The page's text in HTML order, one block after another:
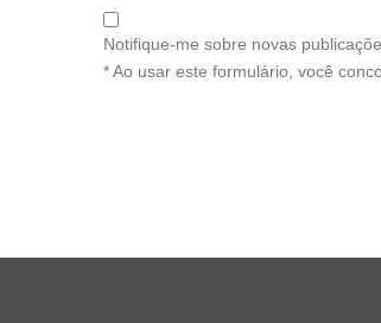
Notifique-me sobre novas
* Ao usar este formulário, você